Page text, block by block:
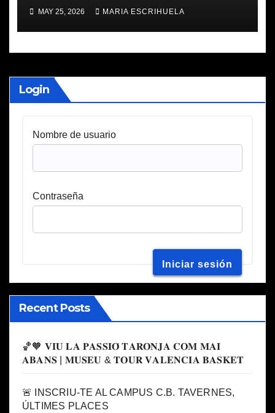
MAY 25, 2026 MARIA ESCRIHUELA
Login
Nombre de usuario
Contraseña
Recent Posts
🏀🧡 𝐕𝐈𝐔 𝐋𝐀 𝐏𝐀𝐒𝐒𝐈𝐎́ 𝐓𝐀𝐑𝐎𝐍𝐉𝐀 𝐂𝐎𝐌 𝐌𝐀𝐈
𝐀𝐁𝐀𝐍𝐒 | 𝐌𝐔𝐒𝐄𝐔 & 𝐓𝐎𝐔𝐑 𝐕𝐀𝐋𝐄𝐍𝐂𝐈𝐀 𝐁𝐀𝐒𝐊𝐄𝐓
🚨 INSCRIU-TE AL CAMPUS C.B. TAVERNES,
ÚLTIMES PLACES